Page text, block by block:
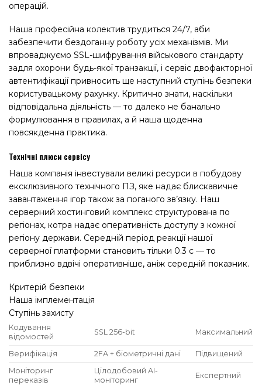
операцій.
Наша професійна колектив трудиться 24/7, аби
забезпечити бездоганну роботу усіх механізмів. Ми
впроваджуємо SSL-шифрування військового стандарту
задля охорони будь-якої транзакції, і сервіс двофакторної
автентифікації привносить ще наступний ступінь безпеки
користувацькому рахунку. Критично знати, наскільки
відповідальна діяльність — то далеко не банально
формулювання в правилах, а й наша щоденна
повсякденна практика.
Технічні плюси сервісу
Наша компанія інвестували великі ресурси в побудову
ексклюзивного технічного ПЗ, яке надає блискавичне
завантаження ігор також за поганого зв’язку. Наш
серверний хостинговий комплекс структурована по
регіонах, котра надає оперативність доступу з кожної
регіону держави. Середній період реакції нашої
серверної платформи становить тільки 0.3 с — то
приблизно вдвічі оперативніше, аніж середній показник.
Критерій безпеки
Наша імплементація
Ступінь захисту
Кодування
відомостей
SSL 256-bit Максимальний
Верифікація 2FA + біометричні дані
Підвищений
Моніторинг
переказів
Цілодобовий AI-
моніторинг
Експертний